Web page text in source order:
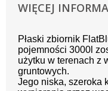
WIĘCEJ
Płaski zbiornik
pojemności 3000l
użytku w terenach z
gruntowych.
Jego niska, szeroka